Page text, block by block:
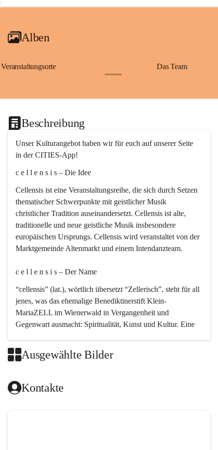
Alben
Veranstaltungsorte Das Team
Beschreibung
Unser Kulturangebot haben wir für euch auf unserer Seite
in der CITIES-App!
c e l l e n s i s – Die Idee
Cellensis ist eine Veranstaltungsreihe, die sich durch Setzen
thematischer Schwerpunkte mit geistlicher Musik
christlicher Tradition auseinandersetzt. Cellensis ist alte,
traditionelle und neue geistliche Musik insbesondere
europäischen Ursprungs. Cellensis wird veranstaltet von der
Marktgemeinde Altenmarkt und einem Intendanzteam.
c e l l e n s i s – Der Name
“cellensis” (lat.), wörtlich übersetzt “Zellerisch”, steht für all
jenes, was das ehemalige Benediktinerstift Klein-
MariaZELL im Wienerwald in Vergangenheit und
Gegenwart ausmacht: Spiritualität, Kunst und Kultur. Eine
Kirchenmusik, dem kunstvollen Lob Gottes.
Das kirchenmusikalische Festival Cellensis wird seit dem
Ausgewählte Bilder
Kontakte